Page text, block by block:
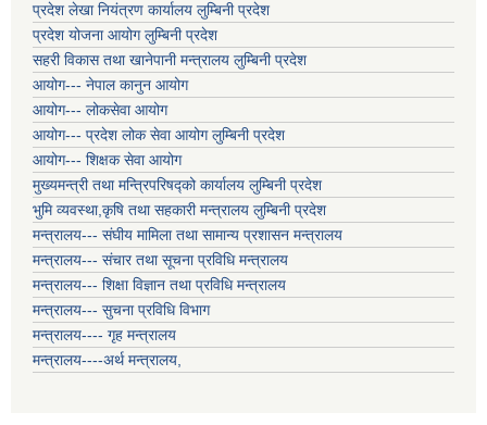
प्रदेश लेखा नियंत्रण कार्यालय लुम्बिनी प्रदेश
प्रदेश योजना आयोग लुम्बिनी प्रदेश
सहरी विकास तथा खानेपानी मन्त्रालय लुम्बिनी प्रदेश
आयोग--- नेपाल कानुन आयोग
आयोग--- लोकसेवा आयोग
आयोग--- प्रदेश लोक सेवा आयोग लुम्बिनी प्रदेश
आयोग--- शिक्षक सेवा आयोग
मुख्यमन्त्री तथा मन्त्रिपरिषद्को कार्यालय लुम्बिनी प्रदेश
भुमि व्यवस्था,कृषि तथा सहकारी मन्त्रालय लुम्बिनी प्रदेश
मन्त्रालय--- संघीय मामिला तथा सामान्य प्रशासन मन्त्रालय
मन्त्रालय--- संचार तथा सूचना प्रविधि मन्त्रालय
मन्त्रालय--- शिक्षा विज्ञान तथा प्रविधि मन्त्रालय
मन्त्रालय--- सुचना प्रविधि विभाग
मन्त्रालय---- गृह मन्त्रालय
मन्त्रालय----अर्थ मन्त्रालय,